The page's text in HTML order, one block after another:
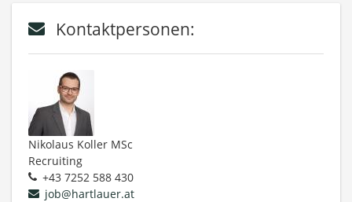
Kontaktpersonen:
Nikolaus Koller MSc
Recruiting
+43 7252 588 430
job@hartlauer.at